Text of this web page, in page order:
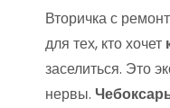
Вторичка с
для тех, кто хочет
заселиться. Это
нервы.